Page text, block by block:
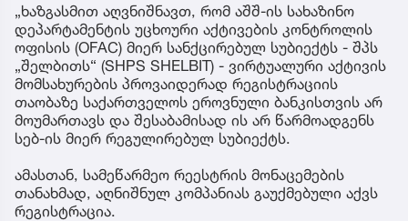
„ხაზგასმით აღვნიშნავთ, რომ აშშ-ის სახაზინო
დეპარტამენტის უცხოური აქტივების კონტროლის
ოფისის (OFAC) მიერ სანქცირებულ სუბიექტს - შპს
„შელბითს“ (SHPS SHELBIT) - ვირტუალური აქტივის
მომსახურების პროვაიდერად რეგისტრაციის
თაობაზე საქართველოს ეროვნული ბანკისთვის არ
მოუმართავს და შესაბამისად ის არ წარმოადგენს
სებ-ის მიერ რეგულირებულ სუბიექტს.
ამასთან, სამეწარმეო რეესტრის მონაცემების
თანახმად, აღნიშნულ კომპანიას გაუქმებული აქვს
რეგისტრაცია.